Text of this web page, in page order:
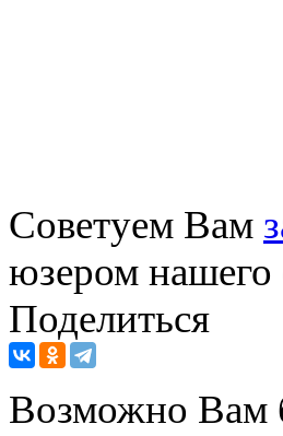
Советуем Вам
юзером нашего
Поделиться
Возможно Вам